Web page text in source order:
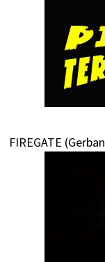
FIREGATE